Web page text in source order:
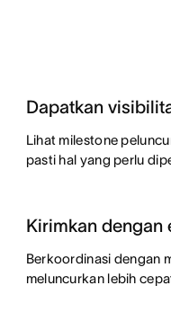
Dapatkan
Lihat milestone
pasti hal yang perlu
Kirimkan dengan
Berkoordinasi dengan
meluncurkan lebih